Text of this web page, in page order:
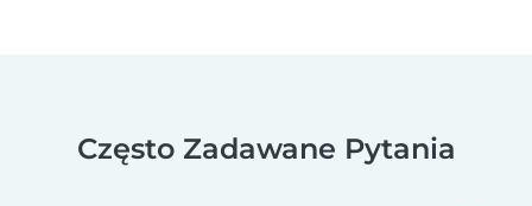
Często Zadawane Pytania